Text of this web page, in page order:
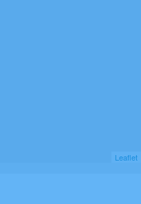
Leaflet